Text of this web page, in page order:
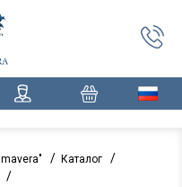
/ Каталог /
/